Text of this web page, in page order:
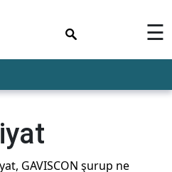
☰
GAVISCON şurup ne